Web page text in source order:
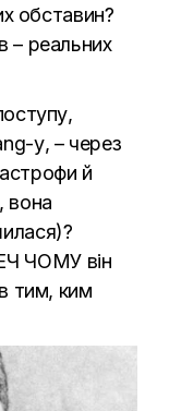
обставин?
– реальних
у, – через
й
вона
ЧОМУ він
тим, ким